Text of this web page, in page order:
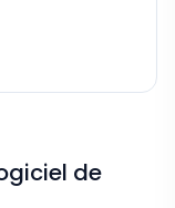
de